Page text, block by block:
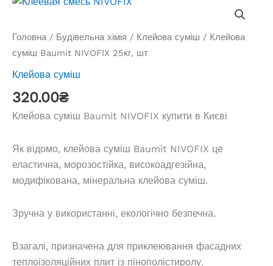
Головна/ Будівельна хімія / Клейова суміш / Клейова
суміш Baumit NIVOFIX 25кг, шт
Клейова суміш
320.00₴
Клейова суміш Baumit NIVOFIX купити в Києві
Як відомо, клейова суміш Baumit NIVOFIX це
еластична, морозостійка, високоадгезійна,
модифікована, мінеральна клейова суміш.
Зручна у використанні, екологічно безпечна.
Взагалі, призначена для приклеювання фасадних
теплоізоляційних плит із пінополістиролу.